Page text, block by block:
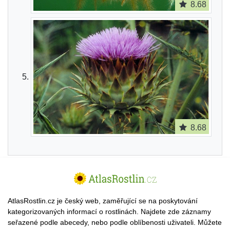
8.68
8.68
AtlasRostlin.cz je český web, zaměřující se na poskytování
kategorizovaných informací o rostlinách. Najdete zde záznamy
seřazené podle abecedy, nebo podle oblíbenosti uživateli. Můžete